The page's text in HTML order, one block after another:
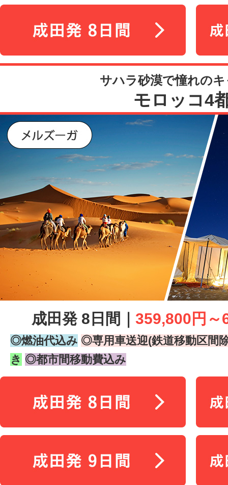
サハラ砂漠で憧れの
モロッコ4
成田発 8日間｜ 359,800円～
◎燃油代込み ◎専用車送迎(鉄道移動区間
き ◎都市間移動費込み